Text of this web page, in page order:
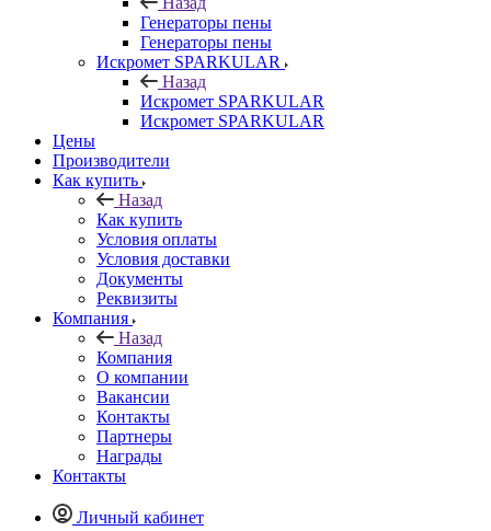
Генераторы пены
Генераторы пены
Искромет SPARKULAR
Назад
Искромет SPARKULAR
Искромет SPARKULAR
Цены
Производители
Как купить
Назад
Как купить
Условия оплаты
Условия доставки
Документы
Реквизиты
Компания
Назад
Компания
О компании
Вакансии
Контакты
Партнеры
Награды
Контакты
Личный кабинет